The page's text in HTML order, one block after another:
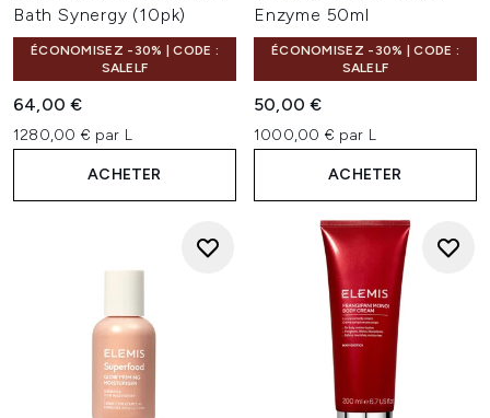
Bath Synergy (10pk)
ÉCONOMISEZ -30% | CODE :
SALELF
64,00 €
1280,00 € par L
ACHETER
Enzyme 50ml
ÉCONOMISEZ -30% | CODE :
SALELF
50,00 €
1000,00 € par L
ACHETER